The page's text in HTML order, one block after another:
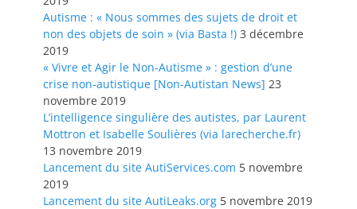
Autisme : « Nous sommes des sujets de droit et
non des objets de soin » (via Basta !) 3 décembre
2019
« Vivre et Agir le Non-Autisme » : gestion d’une
crise non-autistique [Non-Autistan News] 23
novembre 2019
L’intelligence singulière des autistes, par Laurent
Mottron et Isabelle Soulières (via larecherche.fr)
13 novembre 2019
Lancement du site AutiServices.com 5 novembre
2019
Lancement du site AutiLeaks.org 5 novembre 2019